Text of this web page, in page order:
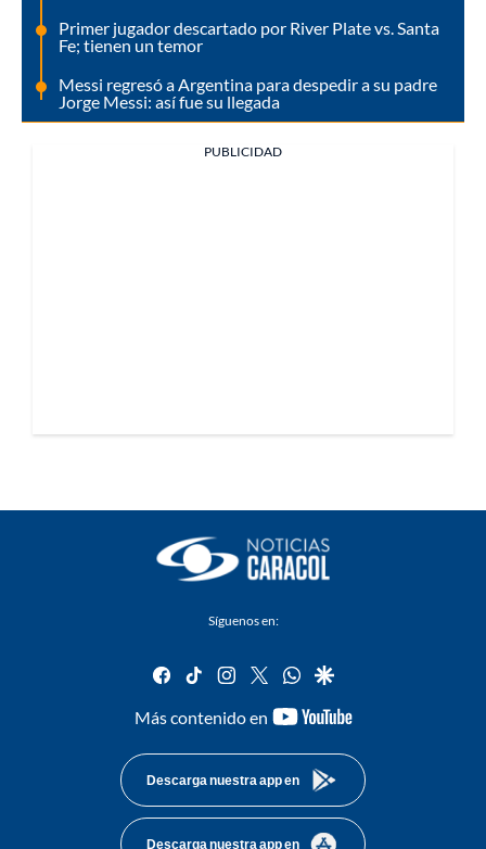
Primer jugador descartado por River Plate vs. Santa
Fe; tienen un temor
Messi regresó a Argentina para despedir a su padre
Jorge Messi: así fue su llegada
PUBLICIDAD
Síguenos en:
facebook
tiktok instagram
twitterwhatsapp
google
Más contenido en
youtube-
Descarga nuestra app en
Descarga nuestra app en